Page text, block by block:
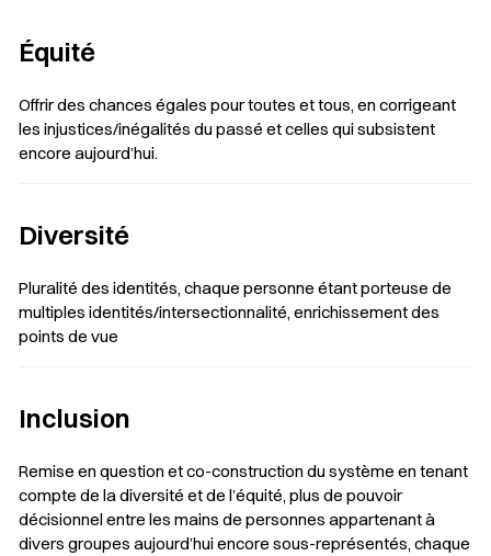
Équité
Offrir des chances égales pour toutes et tous, en corrigeant
les injustices/inégalités du passé et celles qui subsistent
encore aujourd’hui.
Diversité
Pluralité des identités, chaque personne étant porteuse de
multiples identités/intersectionnalité, enrichissement des
points de vue
Inclusion
Remise en question et co-construction du système en tenant
compte de la diversité et de l’équité, plus de pouvoir
décisionnel entre les mains de personnes appartenant à
divers groupes aujourd’hui encore sous-représentés, chaque